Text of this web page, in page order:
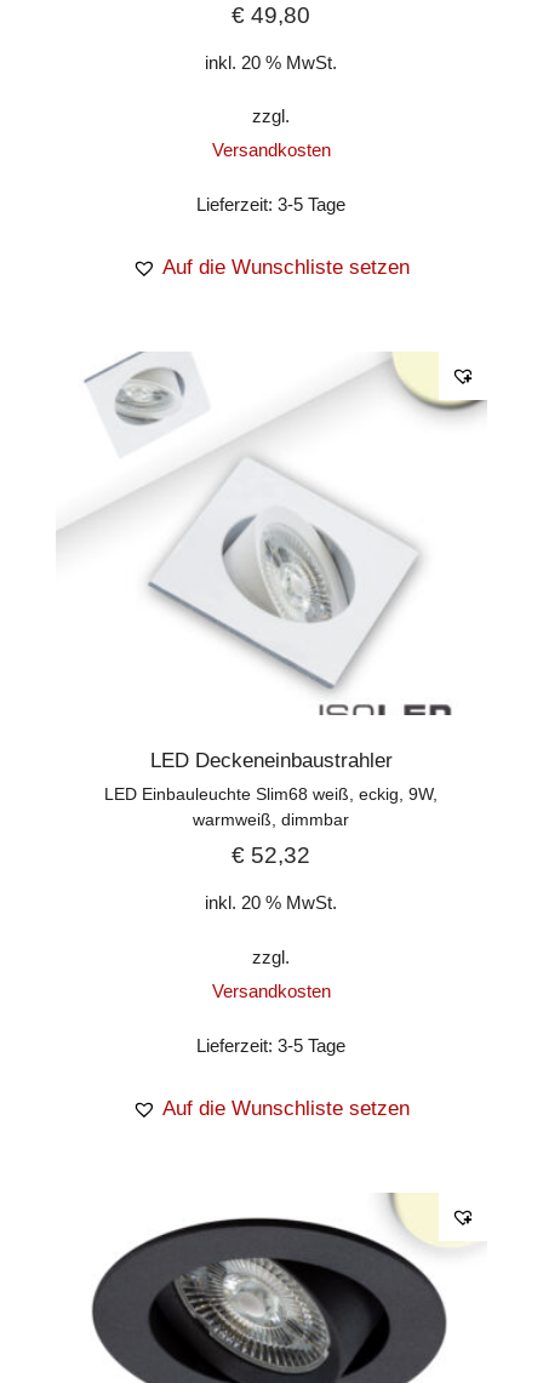
€ 49,80
inkl. 20 % MwSt.
zzgl.
Versandkosten
Lieferzeit:3-5 Tage
Auf die Wunschliste setzen
LED Deckeneinbaustrahler
LED Einbauleuchte Slim68 weiß, eckig, 9W,
warmweiß, dimmbar
€ 52,32
inkl. 20 % MwSt.
zzgl.
Versandkosten
Lieferzeit:3-5 Tage
Auf die Wunschliste setzen